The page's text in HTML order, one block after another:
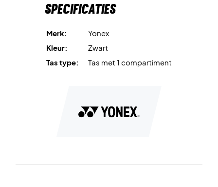
Specificaties
Merk:
Yonex
Kleur:
Zwart
Tas type:
Tas met 1 compartiment